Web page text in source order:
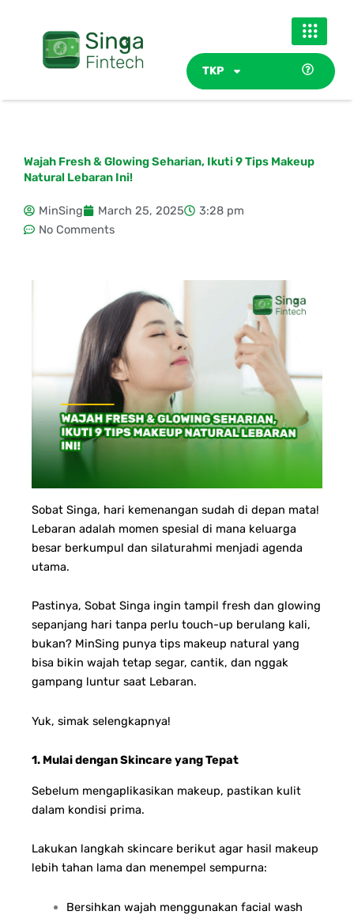
TKP
Wajah Fresh & Glowing Seharian, Ikuti 9 Tips Makeup
Natural Lebaran Ini!
MinSing March 25, 2025
3:28 pm
No Comments
Sobat Singa, hari kemenangan sudah di depan mata!
Lebaran adalah momen spesial di mana keluarga
besar berkumpul dan silaturahmi menjadi agenda
utama.
Pastinya, Sobat Singa ingin tampil fresh dan glowing
sepanjang hari tanpa perlu touch-up berulang kali,
bukan? MinSing punya tips makeup natural yang
bisa bikin wajah tetap segar, cantik, dan nggak
gampang luntur saat Lebaran.
Yuk, simak selengkapnya!
1. Mulai dengan Skincare yang Tepat
Sebelum mengaplikasikan makeup, pastikan kulit
dalam kondisi prima.
Lakukan langkah skincare berikut agar hasil makeup
lebih tahan lama dan menempel sempurna:
Bersihkan wajah menggunakan facial wash